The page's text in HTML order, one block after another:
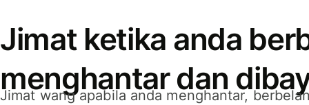
Jimat ketika anda
menghantar dan
Jimat wang apabila anda menghantar,